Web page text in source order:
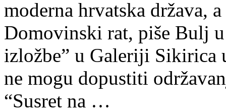
moderna hrvatska država,
Domovinski rat, piše Bulj
izložbe” u Galeriji Sikirica
ne mogu dopustiti
“Susret na …